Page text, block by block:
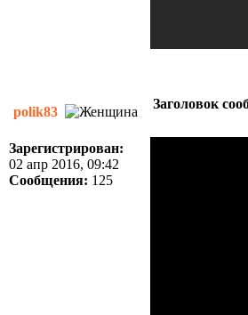
polik83
Заголовок
Зарегистрирован:
02 апр 2016, 09:42
Сообщения: 125